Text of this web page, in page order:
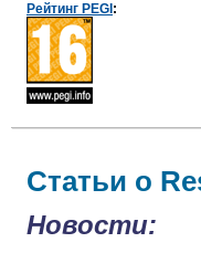
Рейтинг PEGI :
Статьи о
Новости: